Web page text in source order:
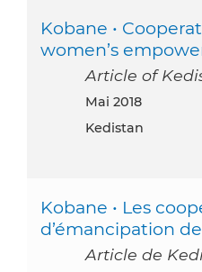
Kobane •
women’s
Article of
Mai 2018
Kedistan
Kobane • Les
d’émancipation
Article de